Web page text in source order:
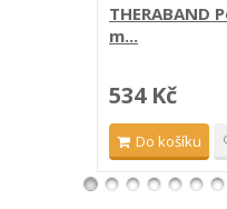
THERABAND
m...
534 Kč
Do košíku